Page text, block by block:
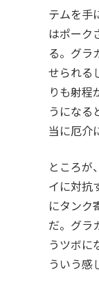
テムを手
はポーク
る。グラ
せられる
りも射程
うになる
当に厄介
ところが
イに対抗
にタンク
だ。グラ
うツボに
ういう感